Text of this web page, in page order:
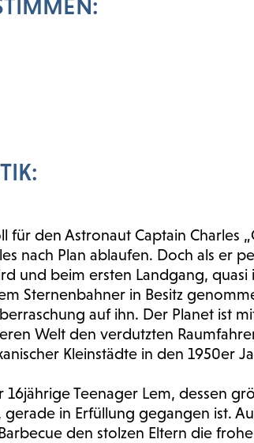
für den Astronaut Captain Charles
nach Plan ablaufen. Doch als er
und beim ersten Landgang,
Sternenbahner in Besitz
auf ihn. Der Planet ist
Welt den verdutzten
Kleinstädte in den 1950er
16jährige Teenager Lem, dessen
gerade in Erfüllung gegangen ist.
den stolzen Eltern die